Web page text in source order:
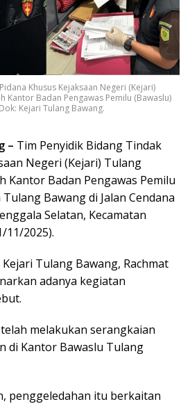
Khusus Kejaksaan Negeri (Kejari)
Kantor Badan Pengawas Pemilu (Bawaslu)
Kejari Tulang Bawang.
– Tim Penyidik Bidang Tindak
Negeri (Kejari) Tulang
Kantor Badan Pengawas Pemilu
Bawang di Jalan Cendana
Selatan, Kecamatan
11/2025).
Tulang Bawang, Rachmat
adanya kegiatan
melakukan serangkaian
di Kantor Bawaslu Tulang
penggeledahan itu berkaitan